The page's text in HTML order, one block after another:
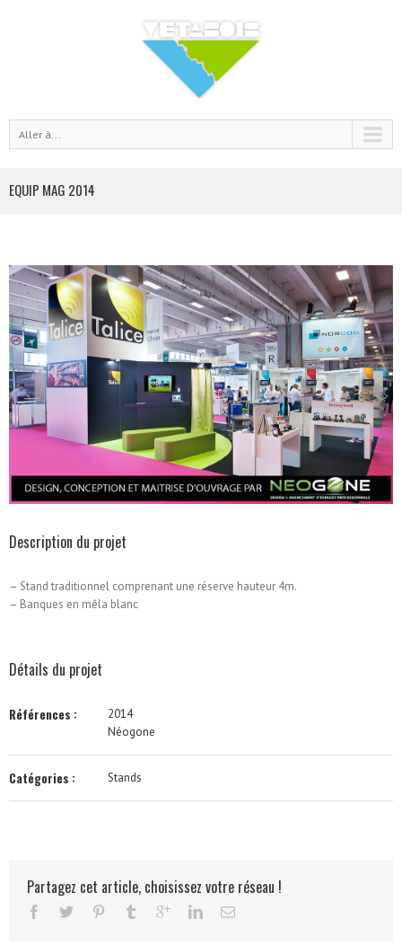
Aller à...
EQUIP MAG 2014
Description du projet
– Stand traditionnel comprenant une réserve hauteur 4m.
– Banques en mêla blanc
Détails du projet
Références :
2014
Néogone
Catégories : Stands
Partagez cet article, choisissez votre réseau !